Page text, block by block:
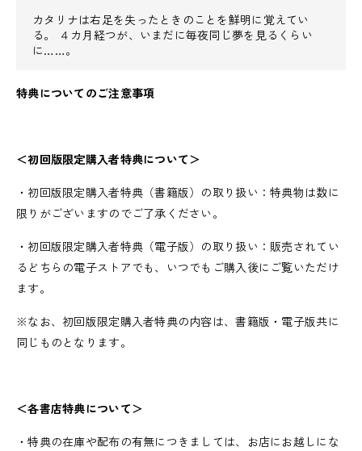
カタリナは右足を失ったときのことを鮮明に覚えてい
る。 ４カ月経つが、いまだに毎夜同じ夢を見るくらい
に……。
特典についてのご注意事項
＜初回版限定購入者特典について＞
・初回版限定購入者特典（書籍版）の取り扱い：特典物は数に
限りがございますのでご了承ください。
・初回版限定購入者特典（電子版）の取り扱い：販売されてい
るどちらの電子ストアでも、いつでもご購入後にご覧いただけ
ます。
※なお、初回版限定購入者特典の内容は、書籍版・電子版共に
同じものとなります。
＜各書店特典について＞
・特典の在庫や配布の有無につきましては、お店にお越しにな